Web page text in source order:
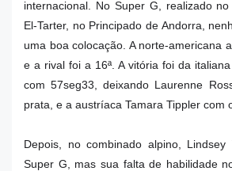
internacional. No Super G, realizado
El-Tarter, no Principado de Andorra,
uma boa colocação. A norte-americana
e a rival foi a 16ª. A vitória foi da
com 57seg33, deixando Laurenne
prata, e a austríaca Tamara Tippler com
Depois, no combinado alpino,
Super G, mas sua falta de habilidade